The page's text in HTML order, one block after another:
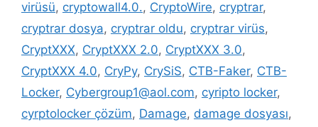
virüsü, cryptowall4.0., CryptoWire, cryptrar,
cryptrar dosya, cryptrar oldu, cryptrar virüs,
CryptXXX, CryptXXX 2.0, CryptXXX 3.0,
CryptXXX 4.0, CryPy, CrySiS, CTB-Faker, CTB-
Locker, Cybergroup1@aol.com, cyripto locker,
cyrptolocker çözüm, Damage, damage dosyası,